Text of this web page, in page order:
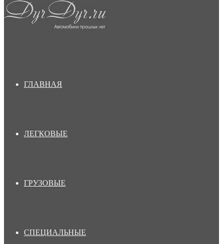
ГЛАВНАЯ
ЛЕГКОВЫЕ
ГРУЗОВЫЕ
СПЕЦИАЛЬНЫЕ